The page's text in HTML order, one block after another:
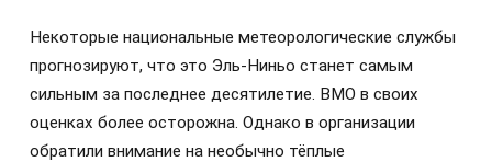
Некоторые национальные метеорологические службы
прогнозируют, что это Эль-Ниньо станет самым
сильным за последнее десятилетие. ВМО в своих
оценках более осторожна. Однако в организации
обратили внимание на необычно тёплые